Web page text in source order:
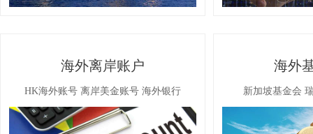
海外离岸账户
HK海外账号 离岸美金账号 海外银行
海外
新加坡基金会